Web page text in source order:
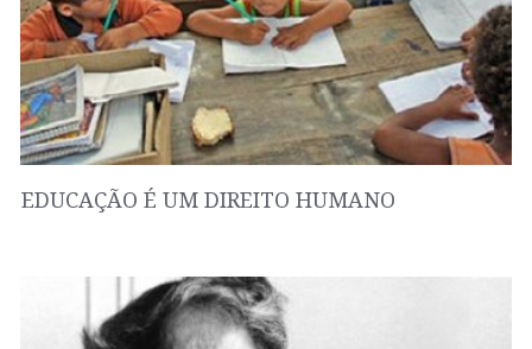
EDUCAÇÃO É UM DIREITO HUMANO